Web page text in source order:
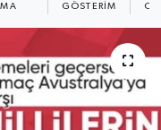
GÖSTERIM